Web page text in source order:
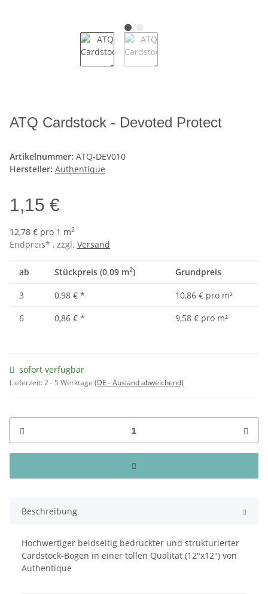
ATQ Cardstock - Devoted Protect
Artikelnummer: ATQ-DEV010
Hersteller: Authentique
1,15 €
12,78 € pro 1 m2
Endpreis* , zzgl. Versand
ab Stückpreis (0,09 m2) Grundpreis
3 0,98 € *
10,86 € pro m²
6
0,86 € * 9,58 € pro m²
sofort verfügbar
Lieferzeit:2 - 5 Werktage (DE - Ausland abweichend)
Beschreibung
Hochwertiger beidseitig bedruckter und strukturierter
Cardstock-Bogen in einer tollen Qualität (12"x12") von
Authentique